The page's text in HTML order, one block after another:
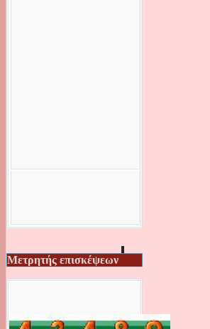
Μετρητής επισκέψεων